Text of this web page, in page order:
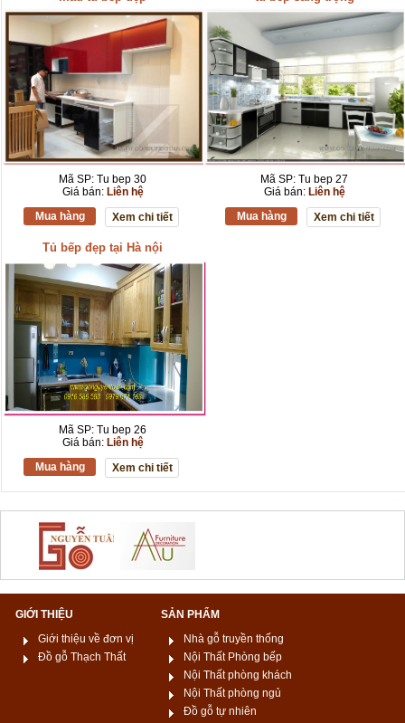
Mã SP: Tu bep 30
Giá bán: Liên hệ
Mua hàng
Xem chi tiết
Mã SP: Tu bep 27
Giá bán: Liên hệ
Mua hàng
Xem chi tiết
Tủ bếp đẹp tại Hà nội
Mã SP: Tu bep 26
Giá bán: Liên hệ
Mua hàng
Xem chi tiết
GIỚI THIỆU
Giới thiệu về đơn vị
Đồ gỗ Thạch Thất
SẢN PHẨM
Nhà gỗ truyền thống
Nội Thất Phòng bếp
Nội Thất phòng khách
Nội Thất phòng ngủ
Đồ gỗ tự nhiên